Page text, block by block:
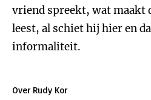
vriend spreekt, wat maakt
leest, al schiet hij hier en
informaliteit.
Over Rudy Kor